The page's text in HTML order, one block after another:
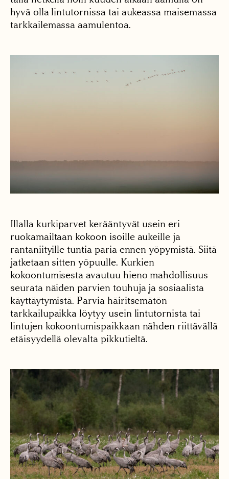
hyvä olla lintutornissa tai aukeassa maisemassa
tarkkailemassa aamulentoa.
Illalla kurkiparvet kerääntyvät usein eri
ruokamailtaan kokoon isoille aukeille ja
rantaniityille tuntia paria ennen yöpymistä. Siitä
jatketaan sitten yöpuulle. Kurkien
kokoontumisesta avautuu hieno mahdollisuus
seurata näiden parvien touhuja ja sosiaalista
käyttäytymistä. Parvia häiritsemätön
tarkkailupaikka löytyy usein lintutornista tai
lintujen kokoontumispaikkaan nähden riittävällä
etäisyydellä olevalta pikkutieltä.